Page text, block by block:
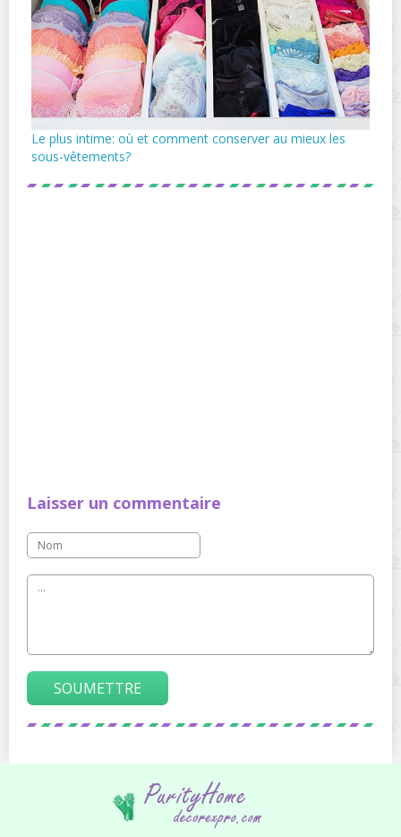
Le plus intime: où et comment conserver au mieux les
sous-vêtements?
Laisser un commentaire
SOUMETTRE